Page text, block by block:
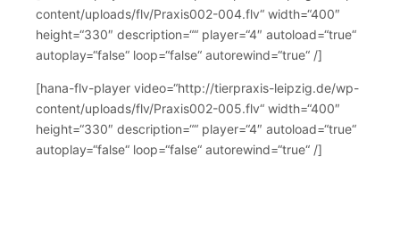
content/uploads/flv/Praxis002-004.flv“ width=“400″
height=“330″ description=““ player=“4″ autoload=“true“
autoplay=“false“ loop=“false“ autorewind=“true“ /]
[hana-flv-player video=“http://tierpraxis-leipzig.de/wp-
content/uploads/flv/Praxis002-005.flv“ width=“400″
height=“330″ description=““ player=“4″ autoload=“true“
autoplay=“false“ loop=“false“ autorewind=“true“ /]